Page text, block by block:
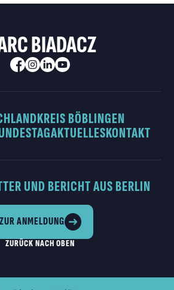
BIADACZ
LANDKREIS BÖBLINGEN
AKTUELLESKONTAKT
UND BERICHT AUS BERLIN
ZUR ANMELDUNG
ZURÜCK NACH OBEN